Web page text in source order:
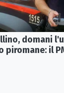
domani
piromane: il